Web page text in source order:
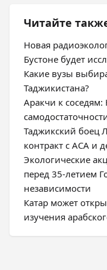
Читайте
Новая
Бустоне будет
Какие вузы
Таджикистана?
Аракчи к соседям:
Таджикский боец
контракт с ACA и
Экологические
перед 35-летием
независимости
Катар может
изучения